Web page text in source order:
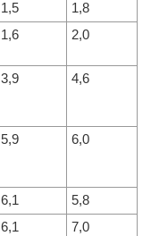
1,5
1,8
1,6 2,0
3,9 4,6
5,9 6,0
6,1
5,8
6,1
7,0